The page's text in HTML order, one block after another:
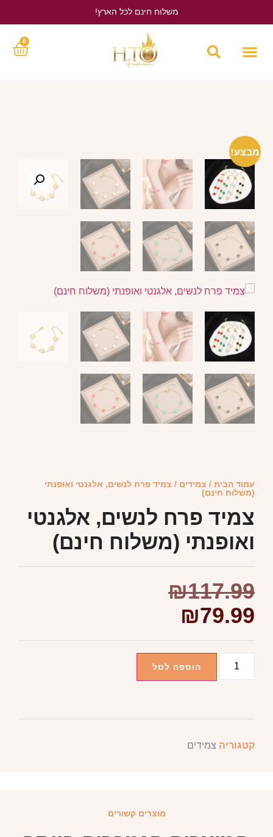
משלוח חינם לכל הארץ!
0
מבצע!
עמוד הבית / צמידים / צמיד פרח לנשים, אלגנטי ואופנתי
(משלוח חינם)
צמיד פרח לנשים, אלגנטי
ואופנתי (משלוח חינם)
₪117.99
₪79.99
הוספה לסל
קטגוריה צמידים
מוצרים קשורים